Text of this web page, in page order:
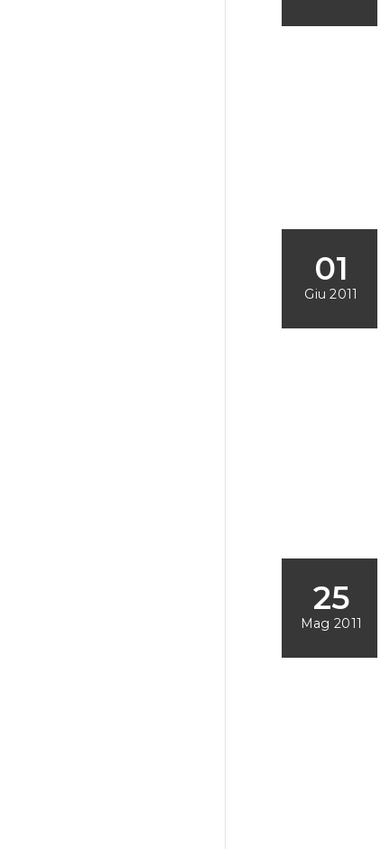
01
Giu 2011
25
Mag 2011